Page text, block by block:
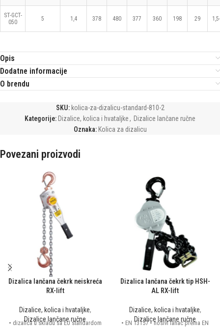
ST-GCT-
050
5 1,4 378 480 377 360 198 29
Opis
Dodatne informacije
O brendu
SKU: kolica-za-dizalicu-standard-810-2
Kategorije: Dizalice, kolica i hvataljke, Dizalice lančane ručne
Oznaka: Kolica za dizalicu
Povezani proizvodi
Dizalica lančana čekrk neiskreća
RX-lift
Dizalice, kolica i hvataljke,
Dizalice lančane ručne
• dizalica u skladu sa EU standardom
Dizalica lančana čekrk tip HSH-
AL RX-lift
Dizalice, kolica i hvataljke,
Dizalice lančane ručne
• EN 13157 • nosivi lanac prema EN